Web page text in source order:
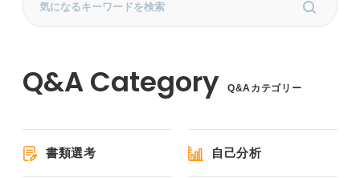
Q&Aカテゴリー
書類選考 自己分析